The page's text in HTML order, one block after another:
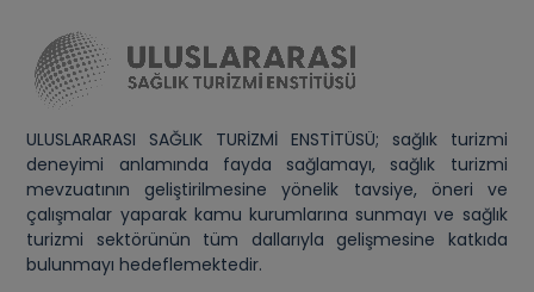
ULUSLARARASI SAĞLIK TURİZMİ ENSTİTÜSÜ; sağlık turizmi
deneyimi anlamında fayda sağlamayı, sağlık turizmi
mevzuatının geliştirilmesine yönelik tavsiye, öneri ve
çalışmalar yaparak kamu kurumlarına sunmayı ve sağlık
turizmi sektörünün tüm dallarıyla gelişmesine katkıda
bulunmayı hedeflemektedir.